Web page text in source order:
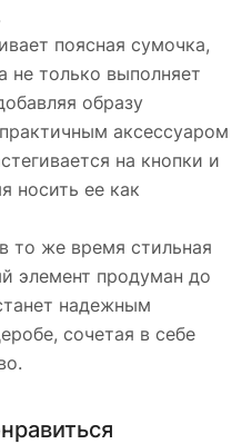
поясная сумочка,
не только выполняет
образу
аксессуаром
на кнопки и
носить ее как
то же время стильная
элемент продуман до
надежным
сочетая в себе